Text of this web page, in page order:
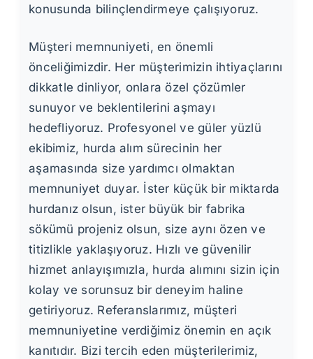
konusunda bilinçlendirmeye çalışıyoruz.
Müşteri memnuniyeti, en önemli
önceliğimizdir. Her müşterimizin ihtiyaçlarını
dikkatle dinliyor, onlara özel çözümler
sunuyor ve beklentilerini aşmayı
hedefliyoruz. Profesyonel ve güler yüzlü
ekibimiz, hurda alım sürecinin her
aşamasında size yardımcı olmaktan
memnuniyet duyar. İster küçük bir miktarda
hurdanız olsun, ister büyük bir fabrika
sökümü projeniz olsun, size aynı özen ve
titizlikle yaklaşıyoruz. Hızlı ve güvenilir
hizmet anlayışımızla, hurda alımını sizin için
kolay ve sorunsuz bir deneyim haline
getiriyoruz. Referanslarımız, müşteri
memnuniyetine verdiğimiz önemin en açık
kanıtıdır. Bizi tercih eden müşterilerimiz,